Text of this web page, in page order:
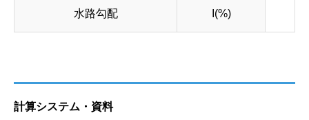
水路勾配 I(%)
計算システム・資料